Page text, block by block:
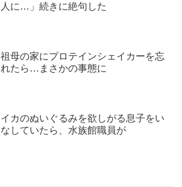
人に…」続きに絶句した
祖母の家にプロテインシェイカーを忘
れたら…まさかの事態に
イカのぬいぐるみを欲しがる息子をい
なしていたら、水族館職員が